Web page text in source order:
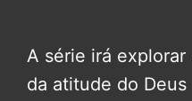
A série irá
da atitude do